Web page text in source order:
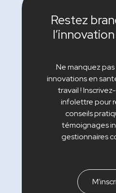
Restez
Ne manquez
innovations en
travail !
infolettre pour
conseils
témoignages
gestionnaires